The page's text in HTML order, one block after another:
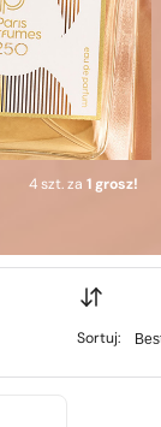
4 szt. za1 grosz!
Sortuj: